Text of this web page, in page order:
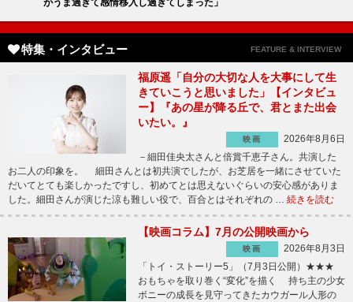
がうま過ぎて感情移入し過ぎてしまった」
特集・インタビュー FEATURE & INTERVIEW
福原遥「自分の大切な人を大事にして生
きていこうと思いました」【インタビュ
ー】『あの星が降る丘で、君とまた出会
いたい。』
映画
2026年8月6日
－細田佳央太さんと倍賞千恵子さん。共演した
お二人の印象を。 細田さんとは初共演でしたが、お芝居を一緒にさせていた
だいてとても楽しかったですし、初めてとは思えないぐらいの安心感がありま
した。細田さんが演じた涼も難しい役で、百合とはそれぞれの … 続きを読む
【映画コラム】7月の公開映画から
映画
2026年8月3日
「トイ・ストーリー5」（7月3日公開）★★★
おもちゃを取り巻く“変化”を描く 持ち主の少女
ボニーの成長を見守ってきたカウガール人形の